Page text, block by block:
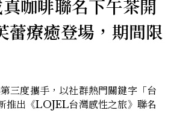
咖啡聯名下午茶開
蕾療癒登場，期間限
三度攜手，以社群熱門關鍵字「台
推出《LOJEL台灣感性之旅》聯名